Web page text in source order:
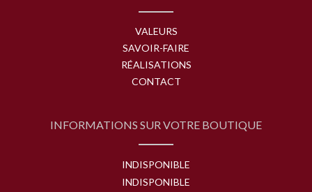
VALEURS
SAVOIR-FAIRE
RÉALISATIONS
CONTACT
INFORMATIONS SUR VOTRE BOUTIQUE
INDISPONIBLE
INDISPONIBLE